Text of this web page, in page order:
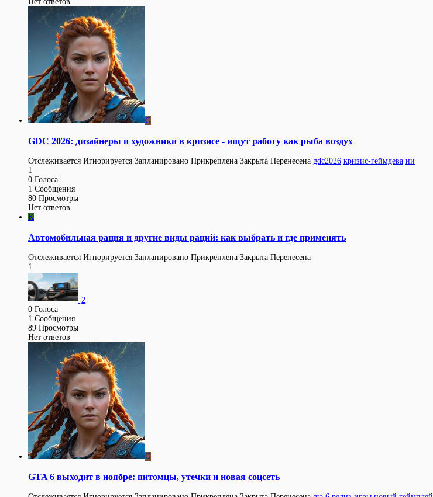
G
GDC 2026: дизайнеры и художники в кризисе - ищут работу как рыба воздух
Отслеживается Игнорируется Запланировано Прикреплена Закрыта Перенесена gdc2026 кризис-геймдева ии
1
0 Голоса
1 Сообщения
80 Просмотры
Нет ответов
K
Автомобильная рация и другие виды раций: как выбрать и где применять
Отслеживается Игнорируется Запланировано Прикреплена Закрыта Перенесена
1
2
0 Голоса
1 Сообщения
89 Просмотры
Нет ответов
G
GTA 6 выходит в ноябре: питомцы, утечки и новая соцсеть